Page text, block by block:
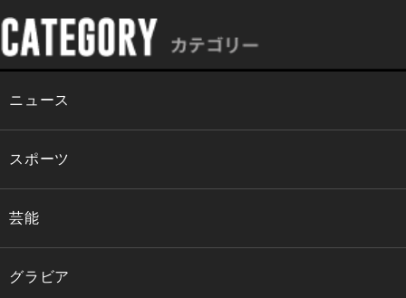
ニュース
スポーツ
芸能
グラビア